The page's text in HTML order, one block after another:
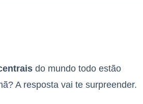
do mundo todo estão
A resposta vai te surpreender.